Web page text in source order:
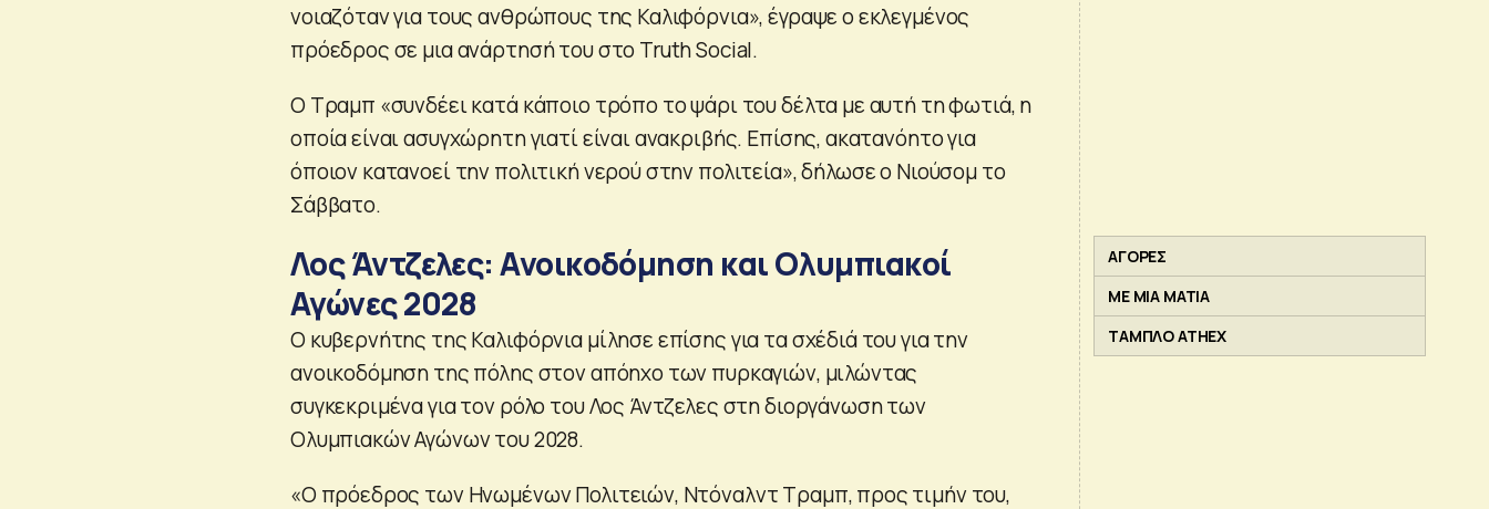
νοιαζόταν για τους ανθρώπους της Καλιφόρνια», έγραψε ο εκλεγμένος
πρόεδρος σε μια ανάρτησή του στο Truth Social.
Ο Τραμπ «συνδέει κατά κάποιο τρόπο το ψάρι του δέλτα με αυτή τη φωτιά, η
οποία είναι ασυγχώρητη γιατί είναι ανακριβής. Επίσης, ακατανόητο για
όποιον κατανοεί την πολιτική νερού στην πολιτεία», δήλωσε ο Nιούσομ το
Σάββατο.
Λος Άντζελες: Ανοικοδόμηση και Ολυμπιακοί
Αγώνες 2028
Ο κυβερνήτης της Καλιφόρνια μίλησε επίσης για τα σχέδιά του για την
ανοικοδόμηση της πόλης στον απόηχο των πυρκαγιών, μιλώντας
συγκεκριμένα για τον ρόλο του Λος Άντζελες στη διοργάνωση των
Ολυμπιακών Αγώνων του 2028.
«Ο πρόεδρος των Ηνωμένων Πολιτειών, Ντόναλντ Τραμπ, προς τιμήν του,
ΑΓΟΡΕΣ
ΜΕ ΜΙΑ ΜΑΤΙΑ
ΤΑΜΠΛΟ ATHEX